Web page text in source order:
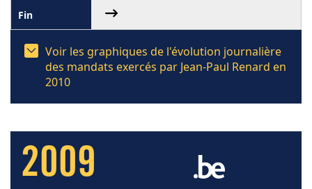
Voir les graphiques de l'évolution journalière
des mandats exercés par Jean-Paul Renard en
2010
2009